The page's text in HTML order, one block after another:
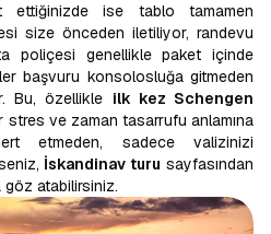
ettiğinizde ise tablo tamamen
size önceden iletiliyor, randevu
poliçesi genellikle paket içinde
başvuru konsolosluğa gitmeden
Bu, özellikle ilk kez Schengen
stres ve zaman tasarrufu anlamına
etmeden, sadece valizinizi
İskandinav turu sayfasından
göz atabilirsiniz.